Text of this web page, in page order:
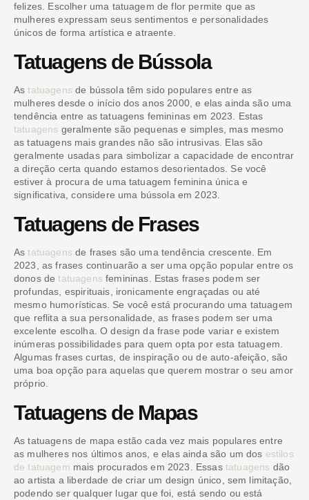
felizes. Escolher uma tatuagem de flor permite que as
mulheres expressam seus sentimentos e personalidades
únicos de forma artística e atraente.
Tatuagens de Bússola
Astatuagens de bússola têm sido populares entre as
mulheres desde o início dos anos 2000, e elas ainda são uma
tendência entre as tatuagens femininas em 2023. Estas
tatuagens geralmente são pequenas e simples, mas mesmo
as tatuagens mais grandes não são intrusivas. Elas são
geralmente usadas para simbolizar a capacidade de encontrar
a direção certa quando estamos desorientados. Se você
estiver à procura de uma tatuagem feminina única e
significativa, considere uma bússola em 2023.
Tatuagens de Frases
Astatuagens de frases são uma tendência crescente. Em
2023, as frases continuarão a ser uma opção popular entre os
donos detatuagens femininas. Estas frases podem ser
profundas, espirituais, ironicamente engraçadas ou até
mesmo humorísticas. Se você está procurando uma tatuagem
que reflita a sua personalidade, as frases podem ser uma
excelente escolha. O design da frase pode variar e existem
inúmeras possibilidades para quem opta por esta tatuagem.
Algumas frases curtas, de inspiração ou de auto-afeição, são
uma boa opção para aquelas que querem mostrar o seu amor
próprio.
Tatuagens de Mapas
As tatuagens de mapa estão cada vez mais populares entre
as mulheres nos últimos anos, e elas ainda são um dos estilos
de tatuagem mais procurados em 2023. Essas tatuagens dão
ao artista a liberdade de criar um design único, sem limitação,
podendo ser qualquer lugar que foi, está sendo ou está